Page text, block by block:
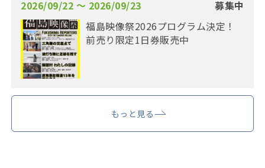
2026/09/22 〜 2026/09/23
募集中
福島映像祭2026プログラム決定！
前売り限定1日券販売中
もっと見る